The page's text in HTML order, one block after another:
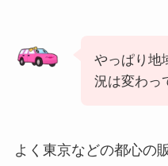
やっぱり地
況は変わっ
よく東京などの都心の